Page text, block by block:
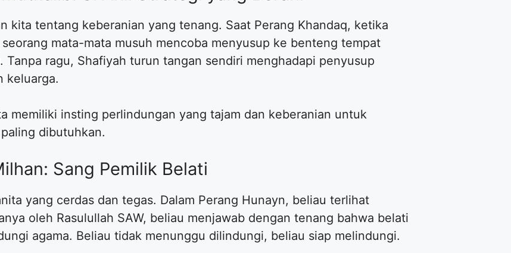
kita tentang keberanian yang tenang. Saat Perang Khandaq, ketika
mata-mata musuh mencoba menyusup ke benteng tempat
ragu, Shafiyah turun tangan sendiri menghadapi penyusup
keluarga.
memiliki insting perlindungan yang tajam dan keberanian untuk
dibutuhkan.
Sang Pemilik Belati
yang cerdas dan tegas. Dalam Perang Hunayn, beliau terlihat
oleh Rasulullah SAW, beliau menjawab dengan tenang bahwa belati
agama. Beliau tidak menunggu dilindungi, beliau siap melindungi.